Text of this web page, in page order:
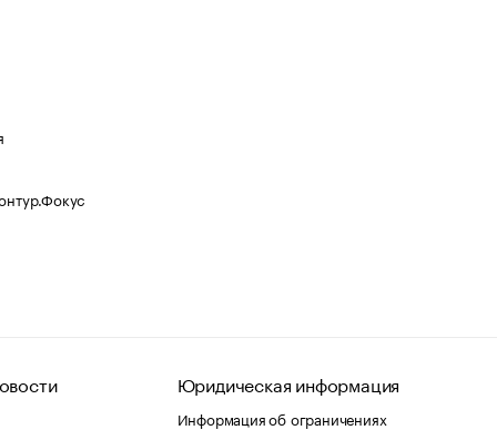
Юридическая информация
Информация об ограничениях